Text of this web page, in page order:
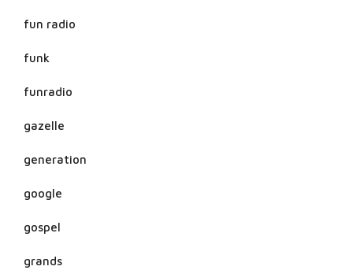
fun radio
funk
funradio
gazelle
generation
google
gospel
grands